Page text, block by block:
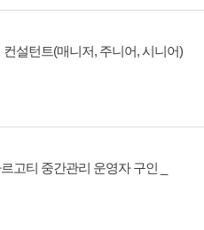
설턴트(매니저, 주니어, 시니어)
고티 중간관리 운영자 구인 _